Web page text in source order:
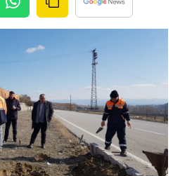
Çankırı
Çorum
Denizli
Diyarbakır